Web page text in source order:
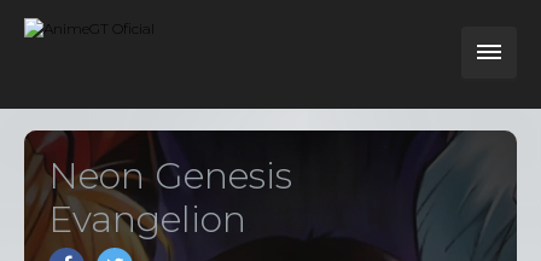
Neon Genesis
Evangelion